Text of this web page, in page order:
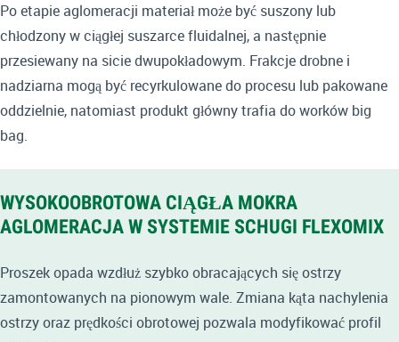
Po etapie aglomeracji materiał może być suszony lub
chłodzony w ciągłej suszarce fluidalnej, a następnie
przesiewany na sicie dwupokładowym. Frakcje drobne i
nadziarna mogą być recyrkulowane do procesu lub pakowane
oddzielnie, natomiast produkt główny trafia do worków big
bag.
WYSOKOOBROTOWA CIĄGŁA MOKRA
AGLOMERACJA W SYSTEMIE SCHUGI FLEXOMIX
Proszek opada wzdłuż szybko obracających się ostrzy
zamontowanych na pionowym wale. Zmiana kąta nachylenia
ostrzy oraz prędkości obrotowej pozwala modyfikować profil